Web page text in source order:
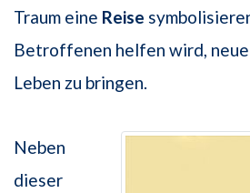
Traum eine Reise
Betroffenen helfen wird,
Leben zu bringen.
Neben
dieser